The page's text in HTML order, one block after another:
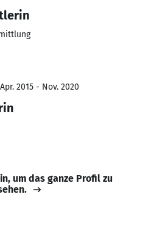
2015 - Nov. 2020
um das ganze Profil zu